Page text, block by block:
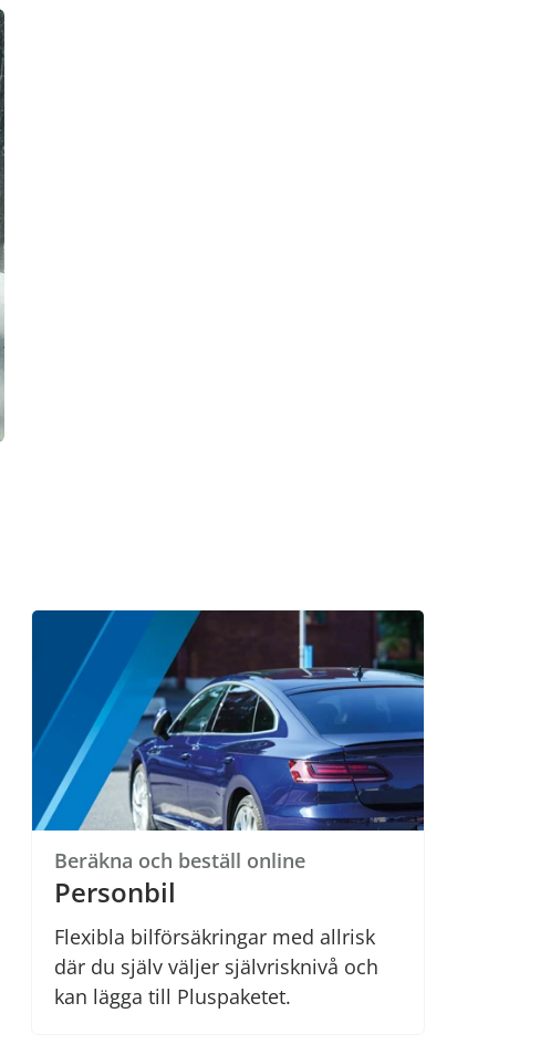
Beräkna och beställ online
Personbil
Flexibla bilförsäkringar med allrisk
där du själv väljer självrisknivå och
kan lägga till Pluspaketet.